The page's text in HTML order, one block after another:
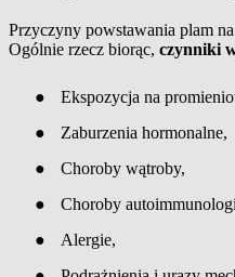
Przyczyny powstawania plam
Ogólnie rzecz biorąc, czynniki
● Ekspozycja na
● Zaburzenia hormonalne,
● Choroby wątroby,
● Choroby
● Alergie,